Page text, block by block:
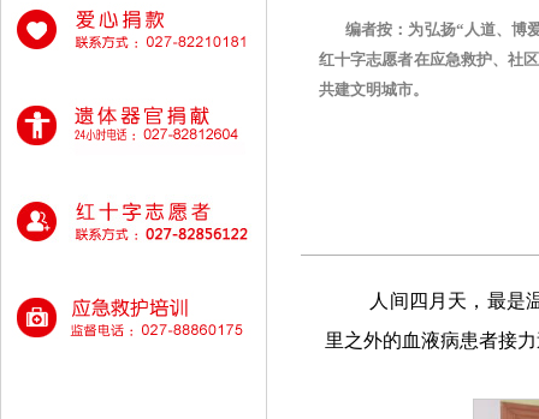
编者按：为弘扬“人道、博
红十字志愿者在应急救护、社
共建文明城市。
人间四月天，最是
里之外的血液病患者接